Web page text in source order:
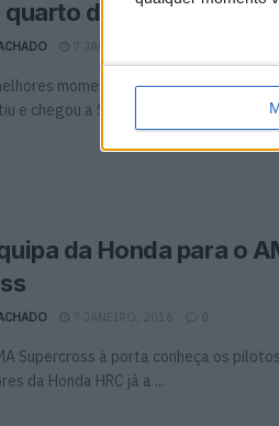
quarto dia da Honda no
7 JANEIRO, 2016
momentos da Honda na quarta
e chegou a San Salvador de ...
da Honda para o
7 JANEIRO, 2016 0
Supercross à porta conheça os
da Honda HRC já a ...